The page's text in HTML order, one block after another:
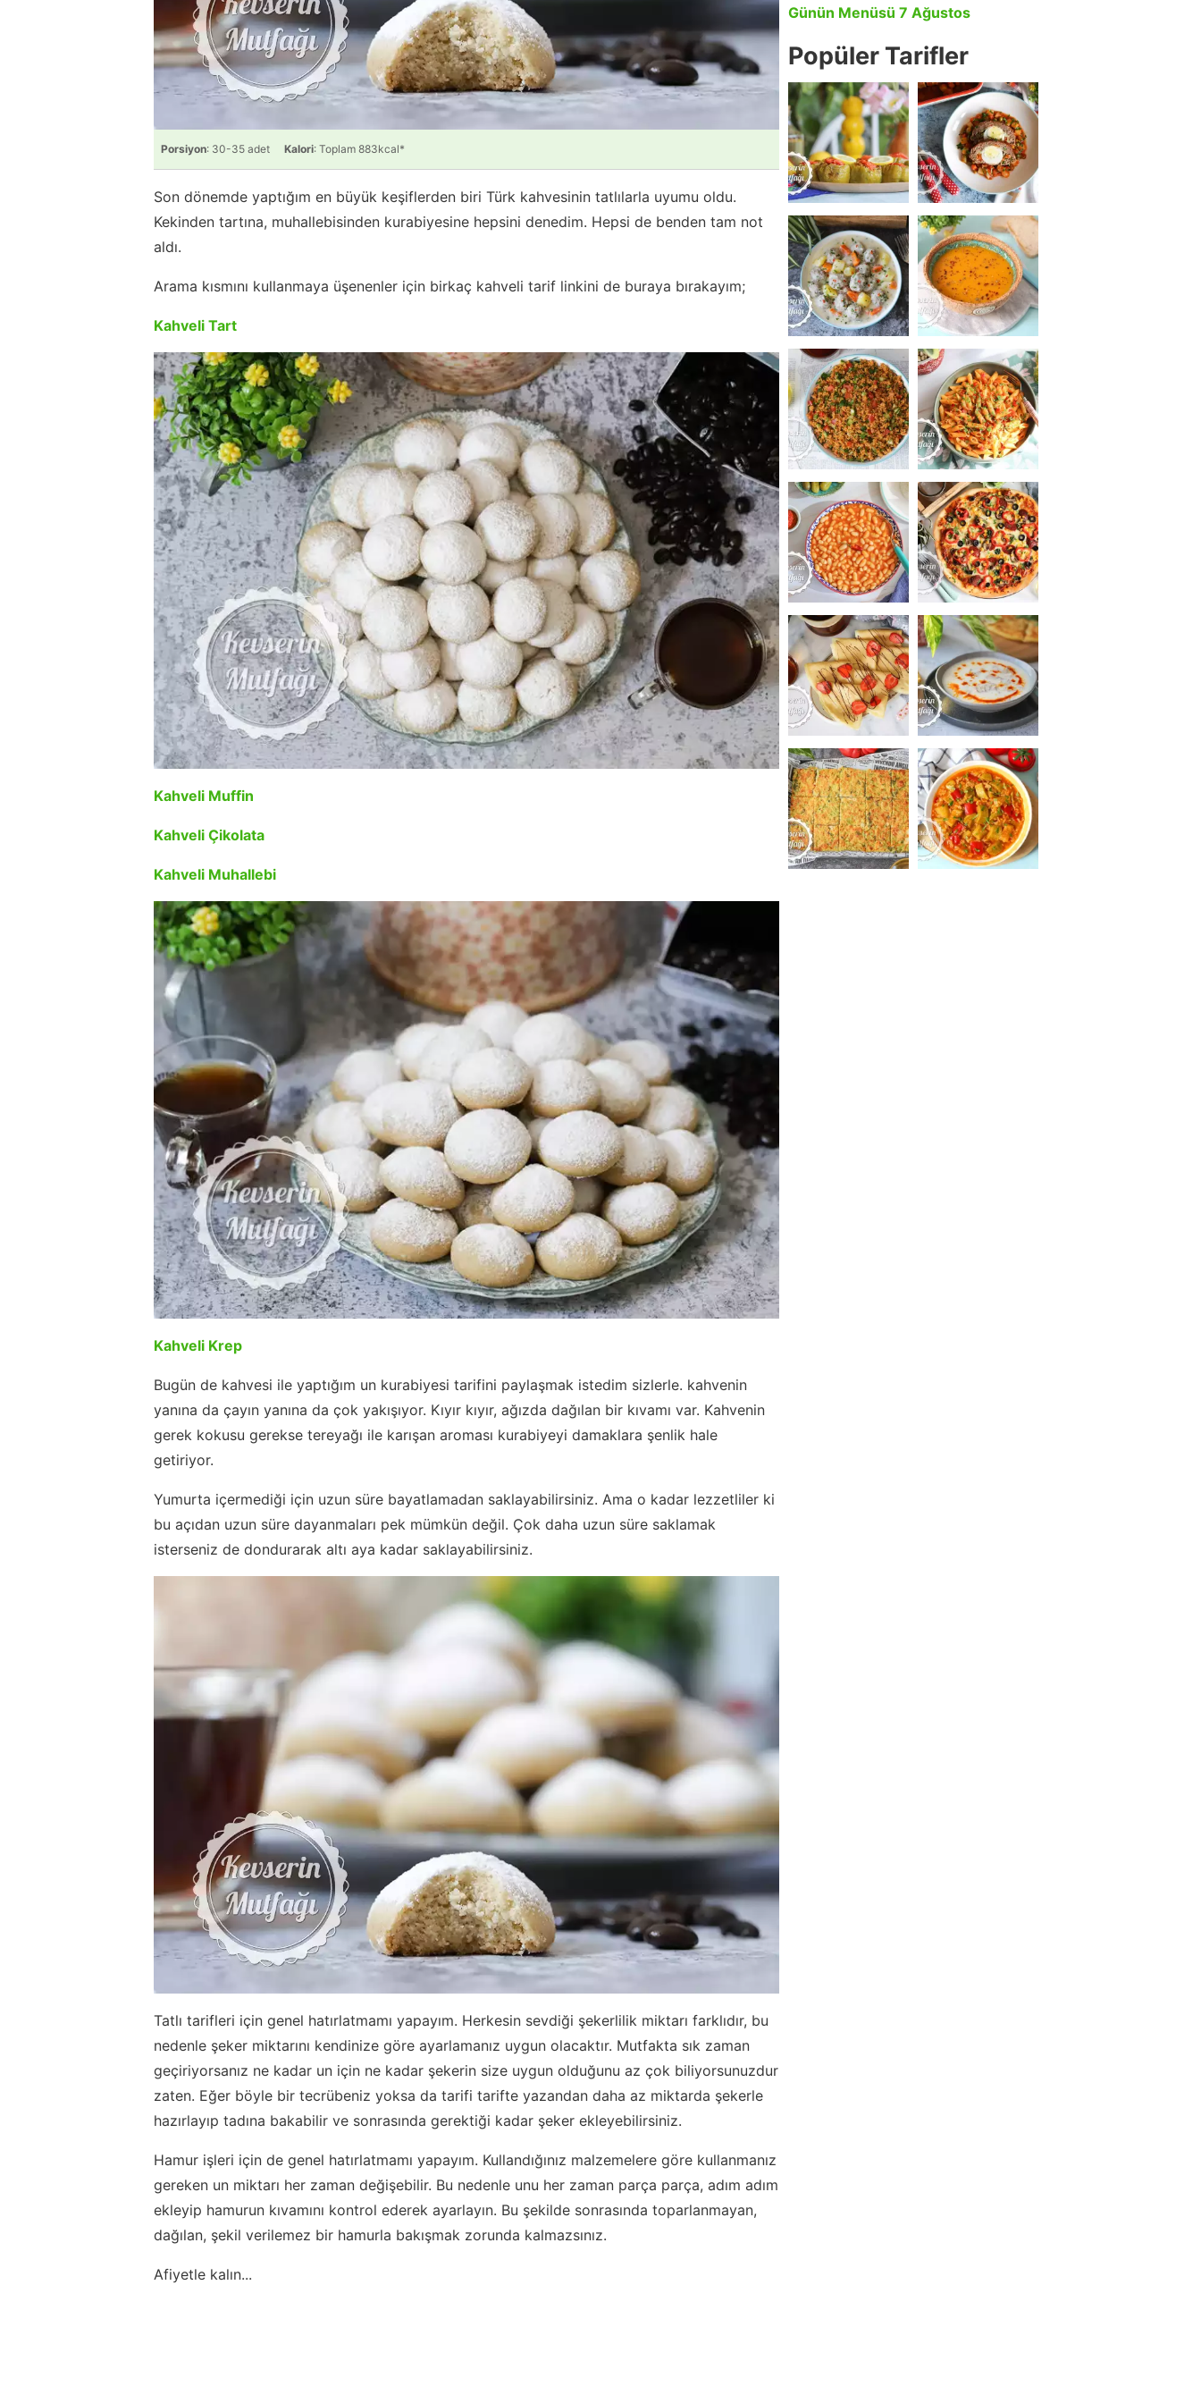
Porsiyon: 30-35 adet Kalori: Toplam 883kcal*
Son dönemde yaptığım en büyük keşiflerden biri Türk kahvesinin tatlılarla uyumu oldu.
Kekinden tartına, muhallebisinden kurabiyesine hepsini denedim. Hepsi de benden tam not
aldı.
Arama kısmını kullanmaya üşenenler için birkaç kahveli tarif linkini de buraya bırakayım;
Kahveli Tart
Kahveli Muffin
Kahveli Çikolata
Kahveli Muhallebi
Kahveli Krep
Bugün de kahvesi ile yaptığım un kurabiyesi tarifini paylaşmak istedim sizlerle. kahvenin
yanına da çayın yanına da çok yakışıyor. Kıyır kıyır, ağızda dağılan bir kıvamı var. Kahvenin
gerek kokusu gerekse tereyağı ile karışan aroması kurabiyeyi damaklara şenlik hale
getiriyor.
Yumurta içermediği için uzun süre bayatlamadan saklayabilirsiniz. Ama o kadar lezzetliler ki
bu açıdan uzun süre dayanmaları pek mümkün değil. Çok daha uzun süre saklamak
isterseniz de dondurarak altı aya kadar saklayabilirsiniz.
Tatlı tarifleri için genel hatırlatmamı yapayım. Herkesin sevdiği şekerlilik miktarı farklıdır, bu
nedenle şeker miktarını kendinize göre ayarlamanız uygun olacaktır. Mutfakta sık zaman
geçiriyorsanız ne kadar un için ne kadar şekerin size uygun olduğunu az çok biliyorsunuzdur
zaten. Eğer böyle bir tecrübeniz yoksa da tarifi tarifte yazandan daha az miktarda şekerle
hazırlayıp tadına bakabilir ve sonrasında gerektiği kadar şeker ekleyebilirsiniz.
Hamur işleri için de genel hatırlatmamı yapayım. Kullandığınız malzemelere göre kullanmanız
gereken un miktarı her zaman değişebilir. Bu nedenle unu her zaman parça parça, adım adım
ekleyip hamurun kıvamını kontrol ederek ayarlayın. Bu şekilde sonrasında toparlanmayan,
dağılan, şekil verilemez bir hamurla bakışmak zorunda kalmazsınız.
Afiyetle kalın...
Günün Menüsü 7 Ağustos
Popüler Tarifler